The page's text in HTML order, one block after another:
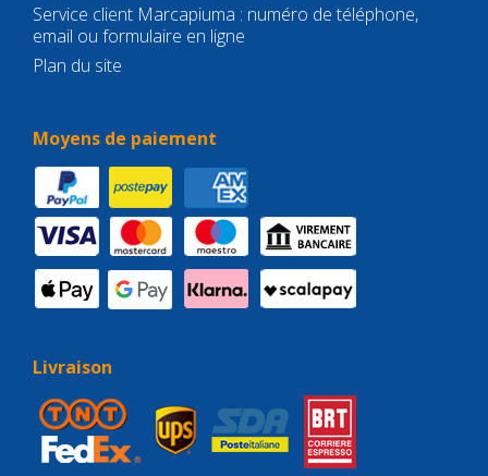
Service client Marcapiuma : numéro de téléphone,
email ou formulaire en ligne
Plan du site
Moyens de paiement
Livraison